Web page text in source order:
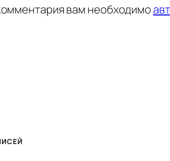
вам необходимо